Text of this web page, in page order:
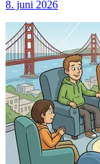
8. juni 2026